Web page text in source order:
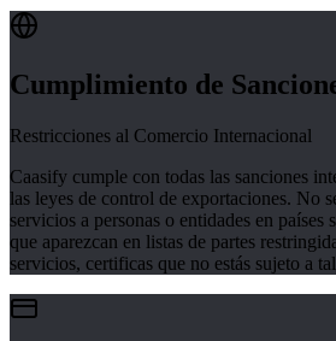
Cumplimiento de
Restricciones al Comercio Internacional
Caasify cumple con todas las sanciones
las leyes de control de exportaciones. No
servicios a personas o entidades en países
que aparezcan en listas de partes
servicios, certificas que no estás sujeto a